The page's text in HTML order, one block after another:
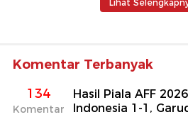
Lihat
Komentar Terbanyak
134
Komentar
Hasil Piala AFF
Indonesia 1-1,